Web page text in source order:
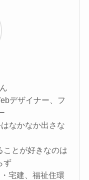
デザイナー、フ
なかなか出さな
ことが好きなのは
ず
宅建、福祉住環